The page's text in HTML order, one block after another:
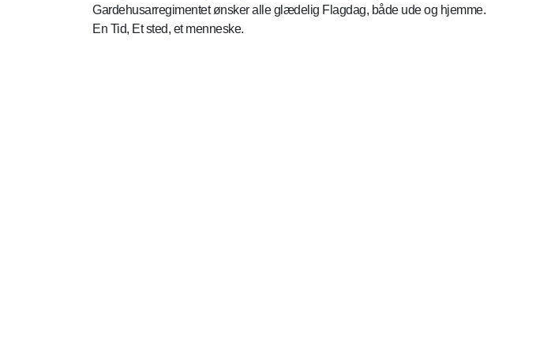
Gardehusarregimentet ønsker alle glædelig Flagdag, både ude og hjemme.
En Tid, Et sted, et menneske.